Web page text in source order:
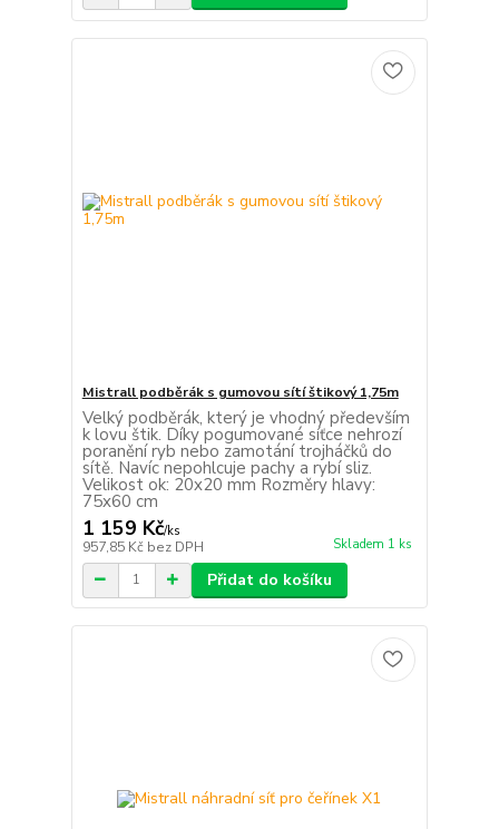
Mistrall podběrák s gumovou sítí štikový 1,75m
Velký podběrák, který je vhodný především
k lovu štik. Díky pogumované síťce nehrozí
poranění ryb nebo zamotání trojháčků do
sítě. Navíc nepohlcuje pachy a rybí sliz.
Velikost ok: 20x20 mm Rozměry hlavy:
75x60 cm
1 159 Kč/ks
957,85 Kč bez DPH Skladem 1 ks
Přidat do košíku